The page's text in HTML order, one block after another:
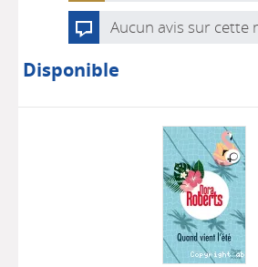
Aucun avis sur cette
Disponible